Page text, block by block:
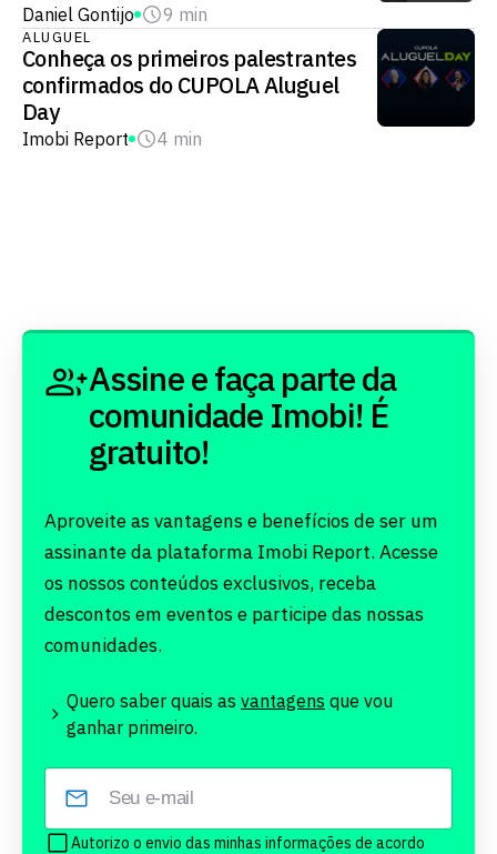
Daniel Gontijo 9 min
ALUGUEL
Conheça os primeiros palestrantes
confirmados do CUPOLA Aluguel
Day
Imobi Report 4 min
Assine e faça parte da
comunidade Imobi! É
gratuito!
Aproveite as vantagens e benefícios de ser um
assinante da plataforma Imobi Report. Acesse
os nossos conteúdos exclusivos, receba
descontos em eventos e participe das nossas
comunidades.
Quero saber quais as vantagens que vou
ganhar primeiro.
Autorizo o envio das minhas informações de acordo